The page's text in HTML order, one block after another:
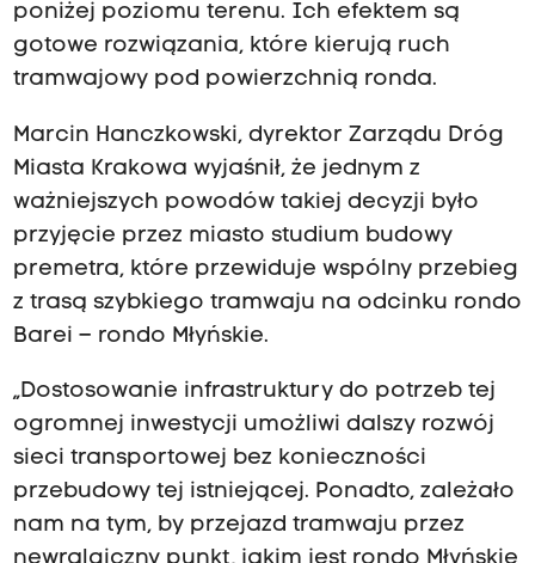
poniżej poziomu terenu. Ich efektem są
gotowe rozwiązania, które kierują ruch
tramwajowy pod powierzchnią ronda.
Marcin Hanczkowski, dyrektor Zarządu Dróg
Miasta Krakowa wyjaśnił, że jednym z
ważniejszych powodów takiej decyzji było
przyjęcie przez miasto studium budowy
premetra, które przewiduje wspólny przebieg
z trasą szybkiego tramwaju na odcinku rondo
Barei – rondo Młyńskie.
„Dostosowanie infrastruktury do potrzeb tej
ogromnej inwestycji umożliwi dalszy rozwój
sieci transportowej bez konieczności
przebudowy tej istniejącej. Ponadto, zależało
nam na tym, by przejazd tramwaju przez